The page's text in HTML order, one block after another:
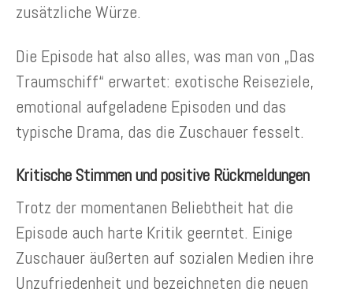
zusätzliche Würze.
Die Episode hat also alles, was man von „Das
Traumschiff“ erwartet: exotische Reiseziele,
emotional aufgeladene Episoden und das
typische Drama, das die Zuschauer fesselt.
Kritische Stimmen und positive Rückmeldungen
Trotz der momentanen Beliebtheit hat die
Episode auch harte Kritik geerntet. Einige
Zuschauer äußerten auf sozialen Medien ihre
Unzufriedenheit und bezeichneten die neuen